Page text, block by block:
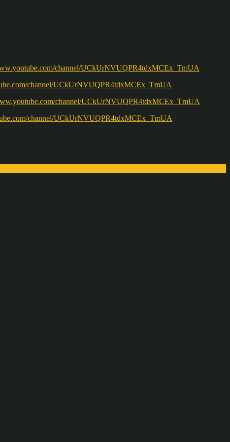
channel/UCkUrNVUQPR4tdxMCEx_TmUA
channel/UCkUrNVUQPR4tdxMCEx_TmUA